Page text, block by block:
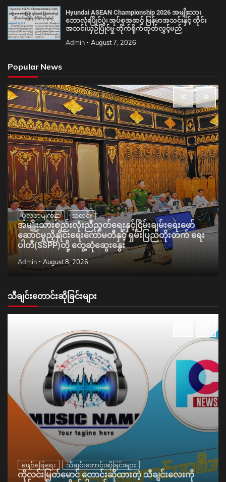
Hyundai ASEAN Championship 2026 အမျိုးသား
ဘောလုံးပြိုင်ပွဲ၊ အုပ်စုအဆင့် မြန်မာအသင်းနှင့် ထိုင်း
အသင်းယှဉ်ပြိုင်မှု တိုက်ရိုက်ထုတ်လွှင့်မည်
Admin August 7, 2026
Popular News
မူလစာမျက်နှာ သတင်း
အမျိုးသားစည်းလုံးညီညွတ်ရေးနှင့်ငြိမ်းချမ်းရေးဖော်
ဆောင်မှုညှိနှိုင်းရေးကော်မတီနှင့် ရှမ်းပြည်တိုးတက် ရေး
ပါတီ(SSPP)တို့ တွေ့ဆုံဆွေးနွေး
Admin August 8, 2026
သီချင်းတောင်းဆိုခြင်းများ
ဖျော်ဖြေရေး သီချင်းတောင်းဆိုခြင်းများ
ကိုလင်းမြတ်မောင် တောင်းဆိုထားတဲ့ သီချင်းလေးကို